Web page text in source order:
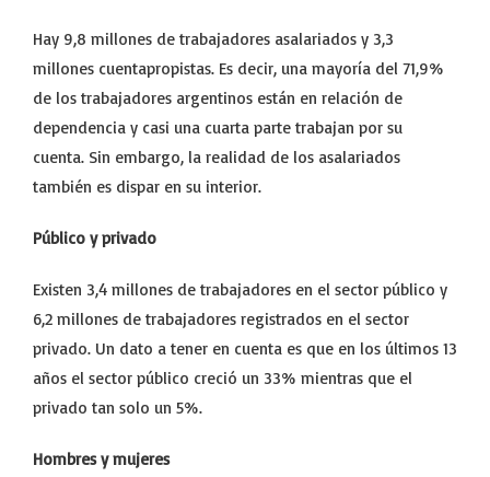
Hay 9,8 millones de trabajadores asalariados y 3,3
millones cuentapropistas. Es decir, una mayoría del 71,9%
de los trabajadores argentinos están en relación de
dependencia y casi una cuarta parte trabajan por su
cuenta. Sin embargo, la realidad de los asalariados
también es dispar en su interior.
Público y privado
Existen 3,4 millones de trabajadores en el sector público y
6,2 millones de trabajadores registrados en el sector
privado. Un dato a tener en cuenta es que en los últimos 13
años el sector público creció un 33% mientras que el
privado tan solo un 5%.
Hombres y mujeres